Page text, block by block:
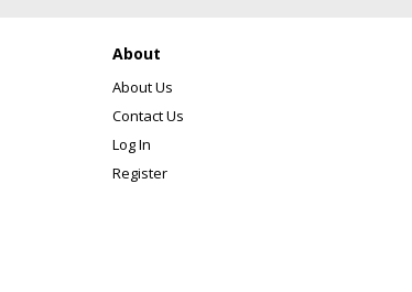
About
About Us
Contact Us
Log In
Register